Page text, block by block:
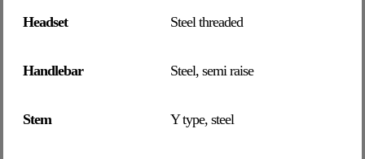
Headset Steel threaded
Handlebar Steel, semi raise
Stem Y type, steel